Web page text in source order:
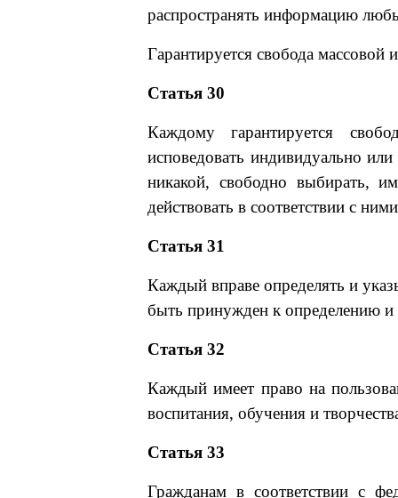
распространять информацию
Гарантируется свобода массовой
Статья 30
Каждому гарантируется
исповедовать индивидуально
никакой, свободно выбирать,
действовать в соответствии с
Статья 31
Каждый вправе определять и
быть принужден к определению и
Статья 32
Каждый имеет право на
воспитания, обучения и
Статья 33
Гражданам в соответствии с